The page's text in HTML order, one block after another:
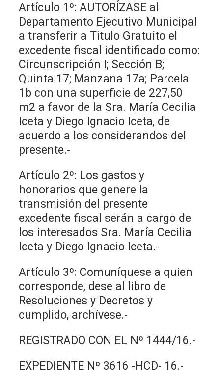
Artículo 1º: AUTORÍZASE al
Departamento Ejecutivo Municipal
a transferir a Titulo Gratuito el
excedente fiscal identificado como:
Circunscripción I; Sección B;
Quinta 17; Manzana 17a; Parcela
1b con una superficie de 227,50
m2 a favor de la Sra. María Cecilia
Iceta y Diego Ignacio Iceta, de
acuerdo a los considerandos del
presente.-
Artículo 2º: Los gastos y
honorarios que genere la
transmisión del presente
excedente fiscal serán a cargo de
los interesados Sra. María Cecilia
Iceta y Diego Ignacio Iceta.-
Artículo 3º: Comuníquese a quien
corresponde, dese al libro de
Resoluciones y Decretos y
cumplido, archívese.-
REGISTRADO CON EL Nº 1444/16.-
EXPEDIENTE Nº 3616 -HCD- 16.-